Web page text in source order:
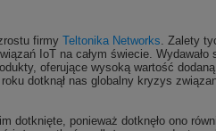
firmy Teltonika Networks. Zalety
IoT na całym świecie.
oferujące wysoką wartość
dotknął nas globalny kryzys
dotknięte, ponieważ dotknęło ono